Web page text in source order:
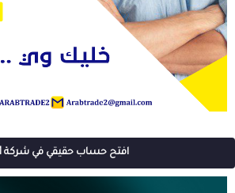
افتح حساب حقيقي في شركة XM